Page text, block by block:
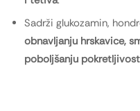
Sadrži glukozamin,
obnavljanju hrskavice,
poboljšanju